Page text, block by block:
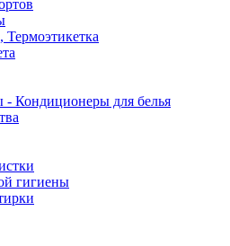
Термоэтикетка
- Кондиционеры для белья
гигиены